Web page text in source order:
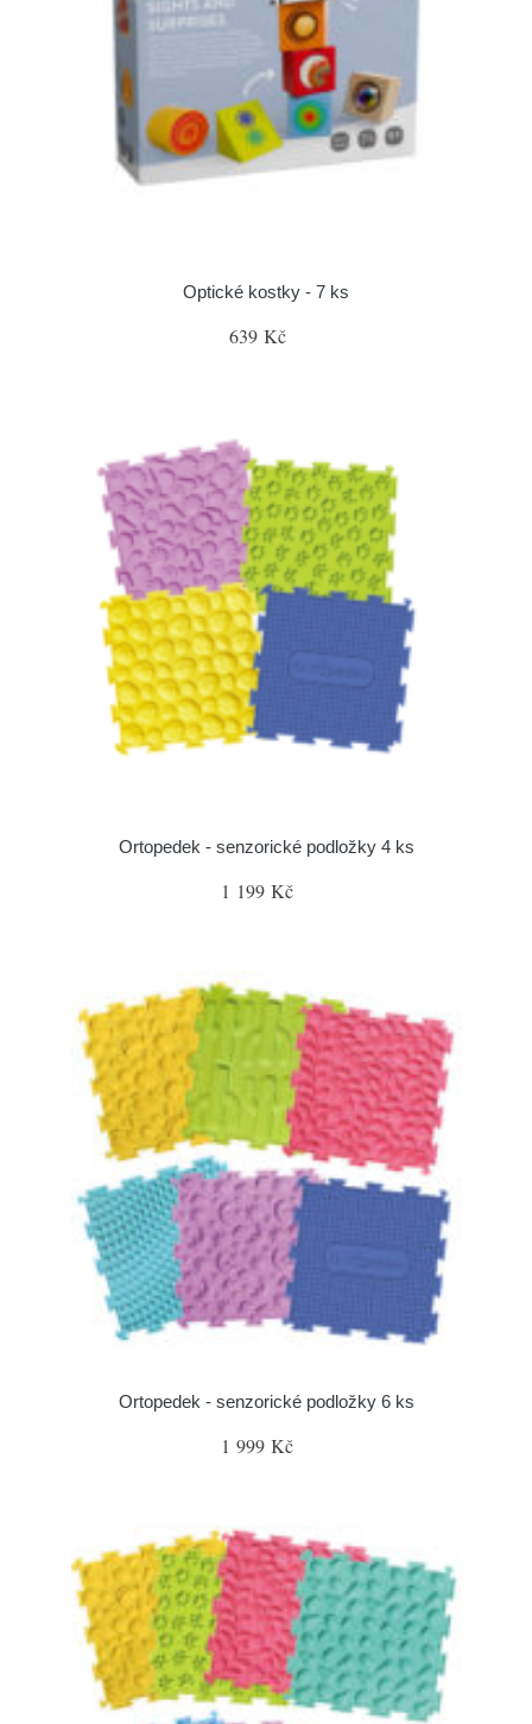
Optické kostky - 7 ks
639 Kč
Ortopedek - senzorické podložky 4 ks
1 199 Kč
Ortopedek - senzorické podložky 6 ks
1 999 Kč